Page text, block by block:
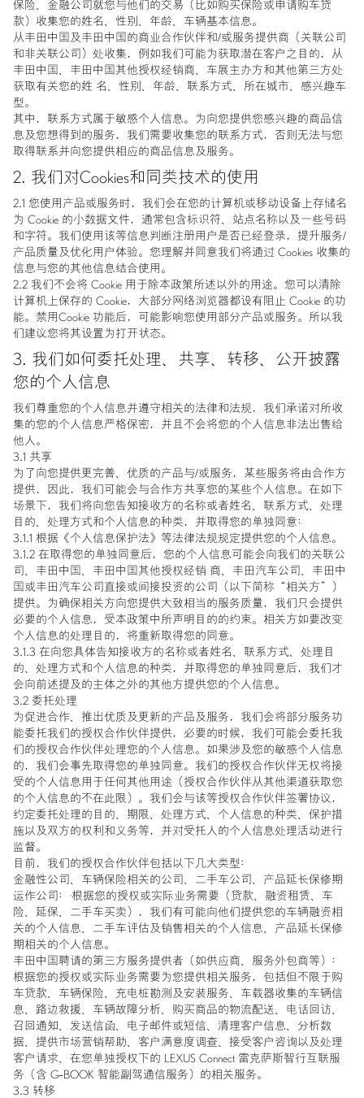
保险、金融公司就您与他们的交易（比如购买保险或申请购车贷
款）收集您的姓名、性别、年龄、车辆基本信息。
从丰田中国及丰田中国的商业合作伙伴和/或服务提供商（关联公司
和非关联公司）处收集，例如我们可能为获取潜在客户之目的，从
丰田中国、丰田中国其他授权经销商、车展主办方和其他第三方处
获取有关您的姓 名、性别、年龄、联系方式、所在城市、感兴趣车
型。
其中，联系方式属于敏感个人信息。为向您提供您感兴趣的商品信
息及您想得到的服务，我们需要收集您的联系方式，否则无法与您
取得联系并向您提供相应的商品信息及服务。
2. 我们对Cookies和同类技术的使用
2.1 您使用产品或服务时，我们会在您的计算机或移动设备上存储名
为 Cookie 的小数据文件，通常包含标识符、站点名称以及一些号码
和字符。我们使用该等信息判断注册用户是否已经登录，提升服务/
产品质量及优化用户体验。您理解并同意我们将通过 Cookies 收集的
信息与您的其他信息结合使用。
2.2 我们不会将 Cookie 用于除本政策所述以外的用途。您可以清除
计算机上保存的 Cookie，大部分网络浏览器都设有阻止 Cookie 的功
能。禁用Cookie 功能后，可能影响您使用部分产品或服务。所以我
们建议您将其设置为打开状态。
3. 我们如何委托处理、共享、转移、公开披露
您的个人信息
我们尊重您的个人信息并遵守相关的法律和法规，我们承诺对所收
集的您的个人信息严格保密，并且不会将您的个人信息非法出售给
他人。
3.1 共享
为了向您提供更完善、优质的产品与/或服务，某些服务将由合作方
提供，因此，我们可能会与合作方共享您的某些个人信息。在如下
场景下，我们将向您告知接收方的名称或者姓名、联系方式、处理
目的、处理方式和个人信息的种类，并取得您的单独同意：
3.1.1 根据《个人信息保护法》等法律法规规定提供您的个人信息。
3.1.2 在取得您的单独同意后，您的个人信息可能会向我们的关联公
司、丰田中国、丰田中国其他授权经销 商、丰田汽车公司、丰田中
国或丰田汽车公司直接或间接投资的公司（以下简称“相关方”）
提供。为确保相关方向您提供大致相当的服务质量，我们只会提供
必要的个人信息，受本政策中所声明目的的约束。相关方如要改变
个人信息的处理目的，将重新取得您的同意。
3.1.3 在向您具体告知接收方的名称或者姓名、联系方式、处理目
的、处理方式和个人信息的种类，并取得您的单独同意后，我们才
会向前述提及的主体之外的其他方提供您的个人信息。
3.2 委托处理
为促进合作、推出优质及更新的产品及服务，我们会将部分服务功
能委托我们的授权合作伙伴提供，必要的时候，我们可能会委托我
们的授权合作伙伴处理您的个人信息。如果涉及您的敏感个人信息
的，我们会事先取得您的单独同意。我们的授权合作伙伴无权将接
受的个人信息用于任何其他用途（授权合作伙伴从其他渠道获取您
的个人信息的不在此限）。我们会与该等授权合作伙伴签署协议，
约定委托处理的目的、期限、处理方式、个人信息的种类、保护措
施以及双方的权利和义务等，并对受托人的个人信息处理活动进行
监督。
目前，我们的授权合作伙伴包括以下几大类型：
金融性公司、车辆保险相关的公司、二手车公司、产品延长保修期
运作公司：·根据您的授权或实际业务需要（贷款、融资租赁、车
险、延保、二手车买卖），我们有可能向他们提供您的车辆融资相
关的个人信息、二手车评估及销售相关的个人信息、产品延长保修
期相关的个人信息。
丰田中国聘请的第三方服务提供者（如供应商、服务外包商等）：
根据您的授权或实际业务需要为您提供相关服务，包括但不限于购
车贷款、车辆保险、充电桩勘测及安装服务、车载器收集的车辆信
息、路边救援、车辆故障分析、购买商品的物流配送、电话回访、
召回通知、发送信函、电子邮件或短信、清理客户信息、分析数
据、提供市场营销帮助、客户满意度调查、接受客户咨询以及处理
客户请求、在您单独授权下的 LEXUS Connect 雷克萨斯智行互联服
务（含 G-BOOK 智能副驾通信服务）的相关服务。
3.3 转移